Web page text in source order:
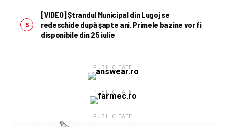
[VIDEO] Ștrandul Municipal din Lugoj se
redeschide după șapte ani. Primele bazine vor fi
disponibile din 25 iulie
PUBLICITATE
PUBLICITATE
PUBLICITATE